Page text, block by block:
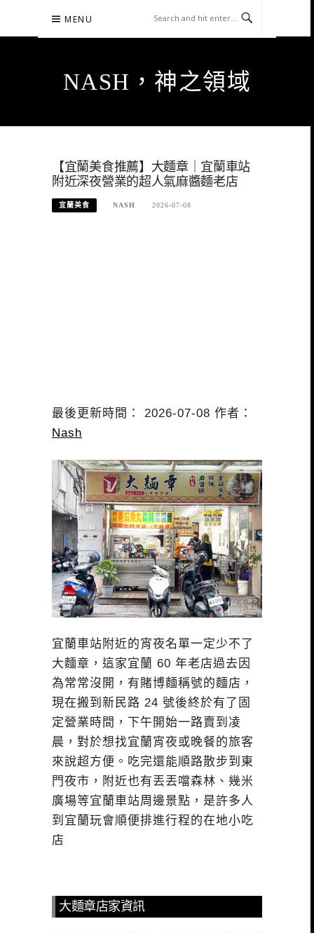
content
MENU
NASH，神之領域
【宜蘭美食推薦】大麵章｜宜蘭車站
附近深夜營業的超人氣麻醬麵老店
宜蘭美食 NASH 2026-07-08
最後更新時間： 2026-07-08 作者：
Nash
宜蘭車站附近的宵夜名單一定少不了
大麵章，這家宜蘭 60 年老店過去因
為常常沒開，有賭博麵稱號的麵店，
現在搬到新民路 24 號後終於有了固
定營業時間，下午開始一路賣到凌
晨，對於想找宜蘭宵夜或晚餐的旅客
來說超方便。吃完還能順路散步到東
門夜市，附近也有丟丟噹森林、幾米
廣場等宜蘭車站周邊景點，是許多人
到宜蘭玩會順便排進行程的在地小吃
店
大麵章店家資訊